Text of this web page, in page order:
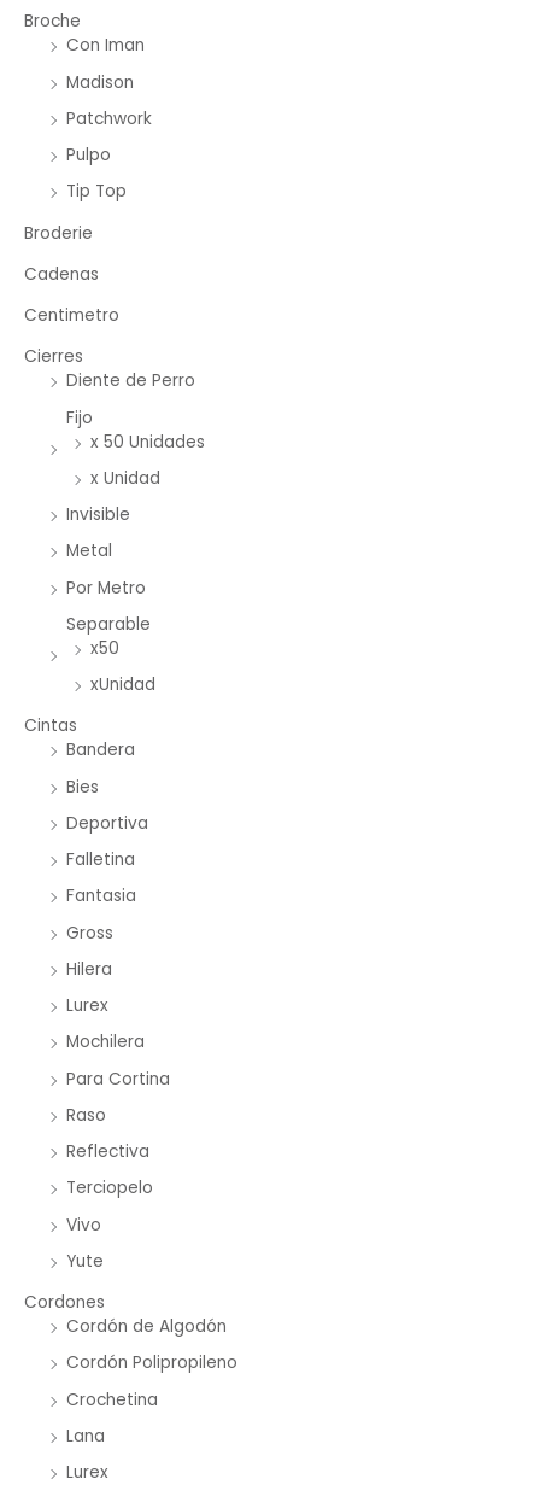
Broche
Con Iman
Madison
Patchwork
Pulpo
Tip Top
Broderie
Cadenas
Centimetro
Cierres
Diente de Perro
Fijo
x 50 Unidades
x Unidad
Invisible
Metal
Por Metro
Separable
x50
xUnidad
Cintas
Bandera
Bies
Deportiva
Falletina
Fantasia
Gross
Hilera
Lurex
Mochilera
Para Cortina
Raso
Reflectiva
Terciopelo
Vivo
Yute
Cordones
Cordón de Algodón
Cordón Polipropileno
Crochetina
Lana
Lurex